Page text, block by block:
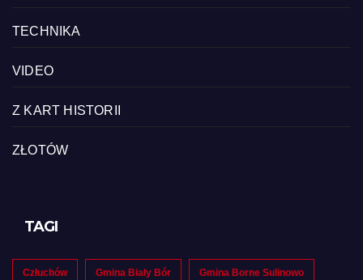
TECHNIKA
VIDEO
Z KART HISTORII
ZŁOTÓW
TAGI
Człuchów Gmina Biały Bór Gmina Borne Sulinowo